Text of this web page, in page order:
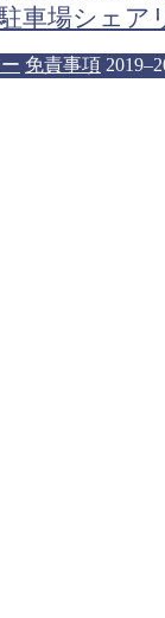
車場シェア
免責事項